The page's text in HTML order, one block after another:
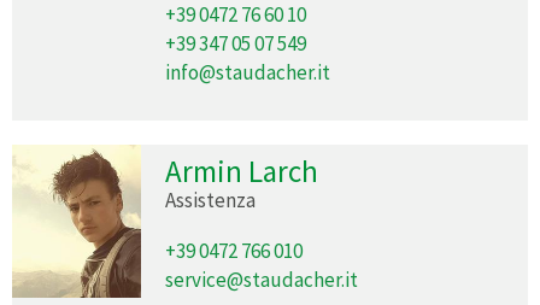
+39 0472 76 60 10
+39 347 05 07 549
info@staudacher.it
Armin Larch
Assistenza
+39 0472 766 010
service@staudacher.it